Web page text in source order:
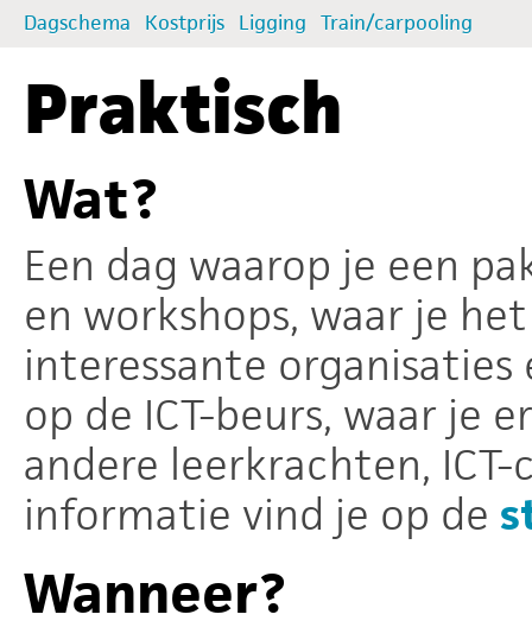
Dagschema Kostprijs Ligging Train/carpooling
Praktisch
Wat?
Een dag waarop je een
en workshops, waar je
interessante organisaties
op de ICT-beurs, waar je
andere leerkrachten,
informatie vind je op de
Wanneer?